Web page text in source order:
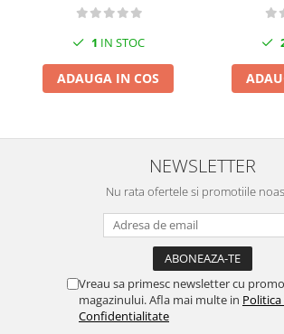
1 IN STOC
ADAUGA IN COS
NEWSLETTER
Nu rata ofertele si promotiile
Vreau sa primesc newsletter cu
magazinului. Afla mai multe in Politica
Confidentialitate